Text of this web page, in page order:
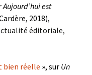
Aujourd’hui est
2018),
éditoriale,
bien réelle », sur Un